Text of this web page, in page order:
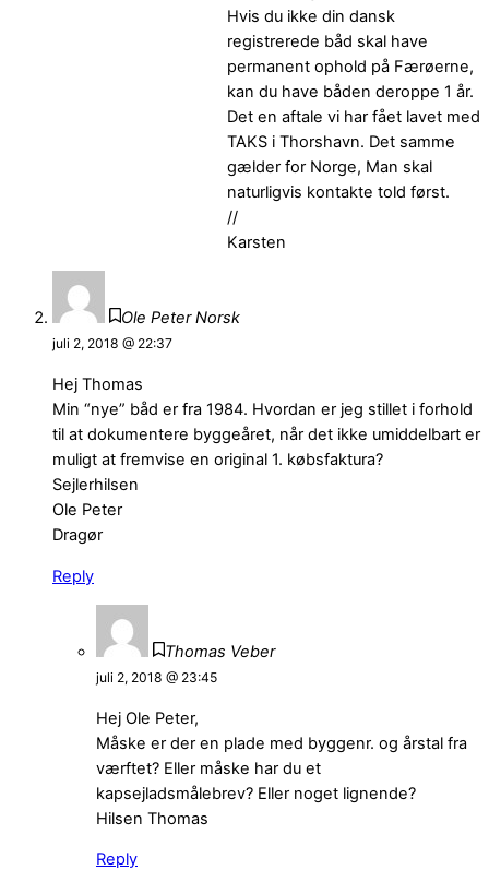
Hvis du ikke din dansk
registrerede båd skal have
permanent ophold på Færøerne,
kan du have båden deroppe 1 år.
Det en aftale vi har fået lavet med
TAKS i Thorshavn. Det samme
gælder for Norge, Man skal
naturligvis kontakte told først.
//
Karsten
Ole Peter Norsk
juli 2, 2018 @ 22:37
Hej Thomas
Min “nye” båd er fra 1984. Hvordan er jeg stillet i forhold
til at dokumentere byggeåret, når det ikke umiddelbart er
muligt at fremvise en original 1. købsfaktura?
Sejlerhilsen
Ole Peter
Dragør
Reply
Thomas Veber
juli 2, 2018 @ 23:45
Hej Ole Peter,
Måske er der en plade med byggenr. og årstal fra
værftet? Eller måske har du et
kapsejladsmålebrev? Eller noget lignende?
Hilsen Thomas
Reply